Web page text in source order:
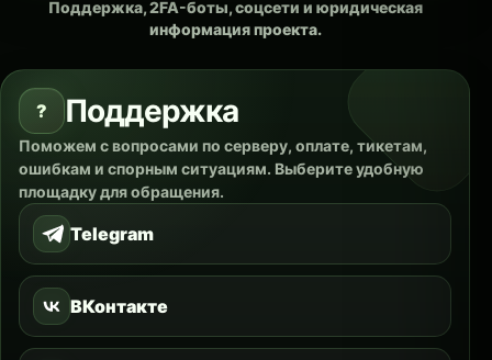
Поддержка, 2FA-боты, соцсети и юридическая
информация проекта.
? Поддержка
Поможем с вопросами по серверу, оплате, тикетам,
ошибкам и спорным ситуациям. Выберите удобную
площадку для обращения.
Telegram
ВКонтакте